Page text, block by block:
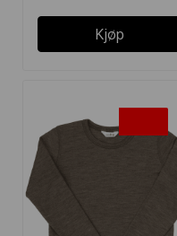
Kjøp